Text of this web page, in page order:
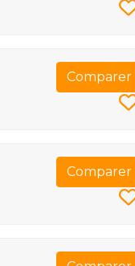
Comparer
Comparer